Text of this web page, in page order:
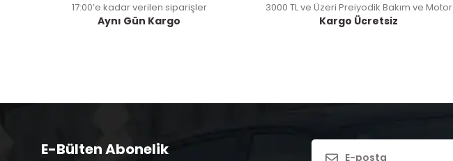
17:00’e kadar verilen siparişler
Aynı Gün Kargo
3000 TL ve Üzeri Preiyodik Bakım ve Motor
Kargo Ücretsiz
E-Bülten Abonelik